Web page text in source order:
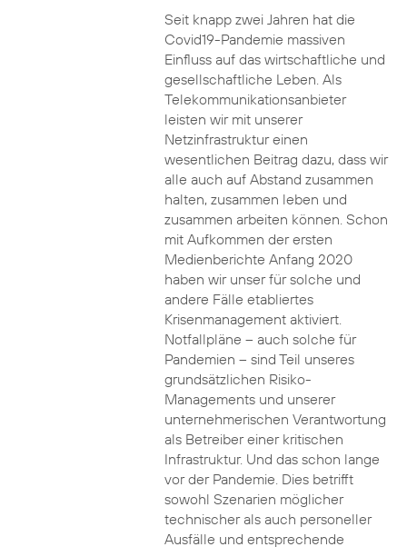
Seit knapp zwei Jahren hat die
Covid19-Pandemie massiven
Einfluss auf das wirtschaftliche und
gesellschaftliche Leben. Als
Telekommunikationsanbieter
leisten wir mit unserer
Netzinfrastruktur einen
wesentlichen Beitrag dazu, dass wir
alle auch auf Abstand zusammen
halten, zusammen leben und
zusammen arbeiten können. Schon
mit Aufkommen der ersten
Medienberichte Anfang 2020
haben wir unser für solche und
andere Fälle etabliertes
Krisenmanagement aktiviert.
Notfallpläne – auch solche für
Pandemien – sind Teil unseres
grundsätzlichen Risiko-
Managements und unserer
unternehmerischen Verantwortung
als Betreiber einer kritischen
Infrastruktur. Und das schon lange
vor der Pandemie. Dies betrifft
sowohl Szenarien möglicher
technischer als auch personeller
Ausfälle und entsprechende